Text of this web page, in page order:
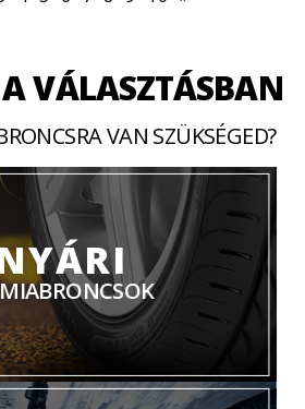
VÁLASZTÁSBAN
VAN SZÜKSÉGED?